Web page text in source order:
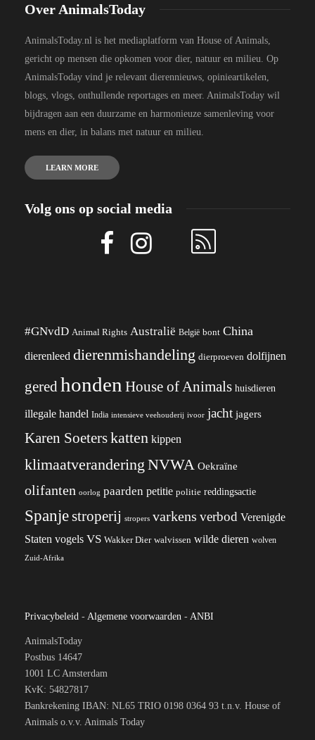
Over AnimalsToday
AnimalsToday.nl is het mediaplatform van House of Animals,
gericht op mensen die opkomen voor dier, natuur en milieu. Op
AnimalsToday vind je relevant dierennieuws, opinieartikelen,
blogs, vlogs, onthullende reportages en meer. AnimalsToday wil
bijdragen aan een duurzame en harmonieuze samenleving voor
mens en dier, in balans met natuur en milieu.
LEARN MORE
Volg ons op social media
#GNvdD Animal Rights Australië België bont China
dierenleed dierenmishandeling dierproeven dolfijnen
geredhonden House of Animals huisdieren
illegale handel India intensieve veehouderij ivoor jacht jagers
Karen Soeterskatten kippen
klimaatverandering NVWA Oekraïne
olifanten oorlog paarden petitie politie reddingsactie
Spanjestroperij stropers varkens verbod Verenigde
Staten vogels VS Wakker Dier walvissen wilde dieren wolven
Zuid-Afrika
Privacybeleid - Algemene voorwaarden - ANBI
AnimalsToday
Postbus 14647
1001 LC Amsterdam
KvK: 54827817
Bankrekening IBAN: NL65 TRIO 0198 0364 93 t.n.v. House of
Animals o.v.v. Animals Today